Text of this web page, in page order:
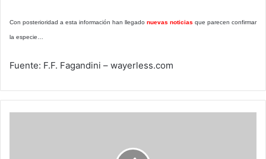
Con posterioridad a esta información han llegado nuevas noticias que parecen confirmar
la especie…
Fuente: F.F. Fagandini – wayerless.com